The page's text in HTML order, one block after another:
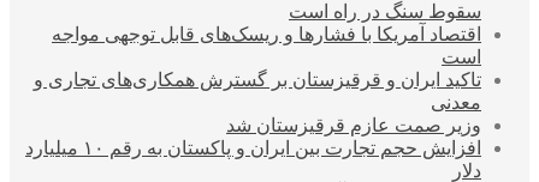
سقوط سنگ در راه است
اقتصاد آمریکا با فشارها و ریسک‌های قابل توجهی مواجه
است
تاکید ایران و قرقیزستان بر گسترش همکاری‌های تجاری و
معدنی
وزیر صمت عازم قرقیزستان شد
افزایش حجم تجارت بین ایران و پاکستان به رقم ۱۰ میلیارد
دلار